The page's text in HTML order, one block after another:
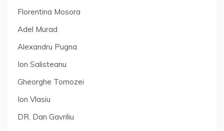
Florentina Mosora
Adel Murad
Alexandru Pugna
Ion Salisteanu
Gheorghe Tomozei
Ion Vlasiu
DR. Dan Gavriliu